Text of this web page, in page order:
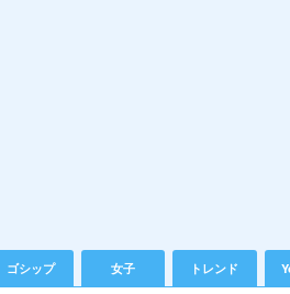
ゴシップ 女子 トレンド